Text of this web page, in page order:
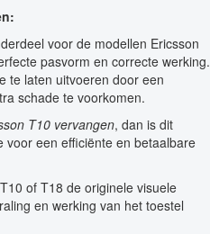
voor de modellen Ericsson
pasvorm en correcte werking.
te laten uitvoeren door een
schade te voorkomen.
T10 vervangen, dan is dit
een efficiënte en betaalbare
of T18 de originele visuele
en werking van het toestel